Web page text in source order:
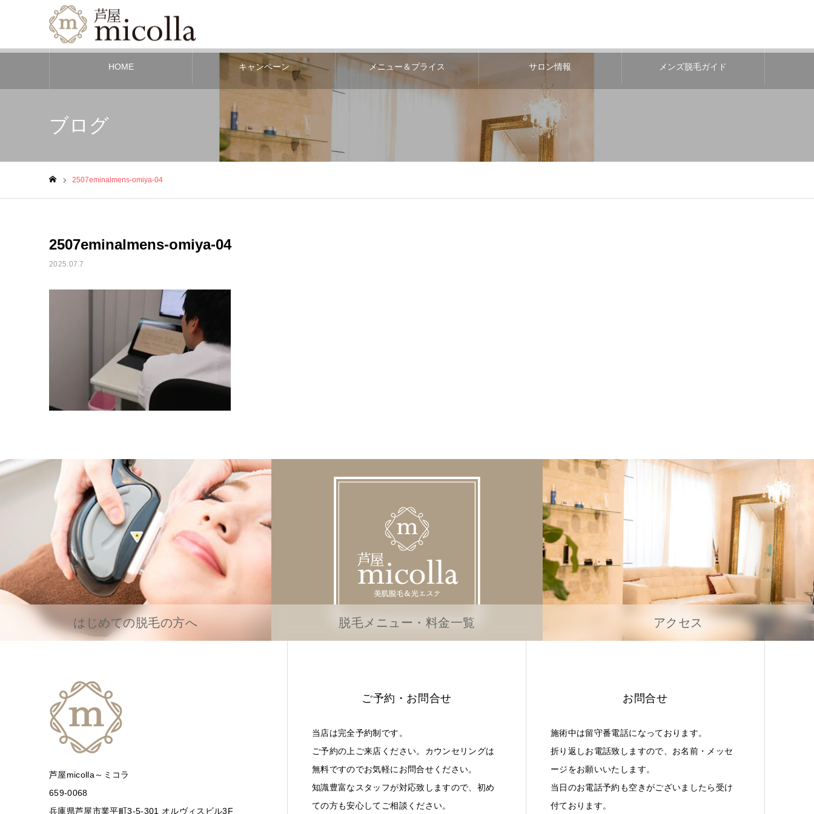
HOME キャンペーン メニュー＆プライス サロン情報 メンズ脱毛ガイド
ブログ
2507eminalmens-omiya-04
2507eminalmens-omiya-04
2025.07.7
はじめての脱毛の方へ 脱毛メニュー・料金一覧 アクセス
芦屋micolla～ミコラ
659-0068
兵庫県芦屋市業平町3-5-301 オルヴィスビル3F
ご予約・お問合せ
当店は完全予約制です。
ご予約の上ご来店ください。カウンセリングは
無料ですのでお気軽にお問合せください。
知識豊富なスタッフが対応致しますので、初め
ての方も安心してご相談ください。
お問合せ
施術中は留守番電話になっております。
折り返しお電話致しますので、お名前・メッセ
ージをお願いいたします。
当日のお電話予約も空きがございましたら受け
付ております。